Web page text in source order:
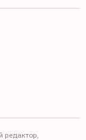
редактор,